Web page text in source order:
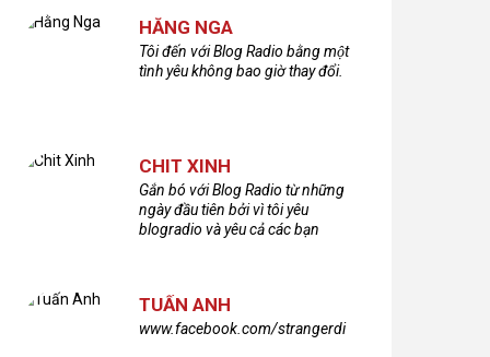
HẰNG NGA
Tôi đến với Blog Radio bằng một
tình yêu không bao giờ thay đổi.
CHIT XINH
Gắn bó với Blog Radio từ những
ngày đầu tiên bởi vì tôi yêu
blogradio và yêu cả các bạn
nhiều!
TUẤN ANH
www.facebook.com/strangerdi